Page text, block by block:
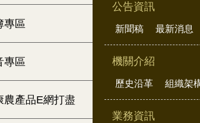
專區
專區
農產品E網打盡
公告資訊
新聞稿 最新消息
機關介紹
歷史沿革 組織架
業務資訊